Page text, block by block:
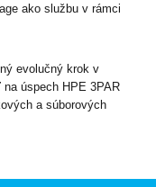
ako službu v rámci
evolučný krok v
úspech HPE 3PAR
a súborových